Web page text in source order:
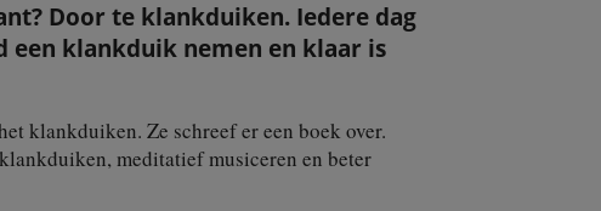
Door te klankduiken. Iedere dag
een klankduik nemen en klaar is
klankduiken. Ze schreef er een boek over.
meditatief musiceren en beter